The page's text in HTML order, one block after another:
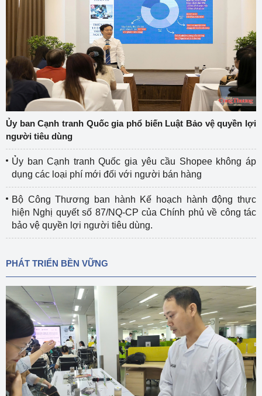
Ủy ban Cạnh tranh Quốc gia phổ biến Luật Bảo vệ quyền lợi
người tiêu dùng
Ủy ban Cạnh tranh Quốc gia yêu cầu Shopee không áp
dụng các loại phí mới đối với người bán hàng
Bộ Công Thương ban hành Kế hoạch hành động thực
hiện Nghị quyết số 87/NQ-CP của Chính phủ về công tác
bảo vệ quyền lợi người tiêu dùng.
PHÁT TRIỂN BỀN VỮNG